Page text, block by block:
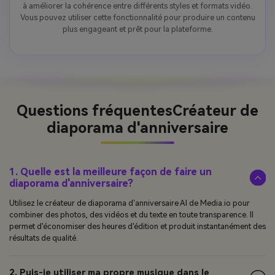
à améliorer la cohérence entre différents styles et formats vidéo.
Vous pouvez utiliser cette fonctionnalité pour produire un contenu
plus engageant et prêt pour la plateforme.
Questions fréquentesCréateur de
diaporama d'anniversaire
1. Quelle est la meilleure façon de faire un
diaporama d'anniversaire?
Utilisez le créateur de diaporama d'anniversaire AI de Media.io pour
combiner des photos, des vidéos et du texte en toute transparence. Il
permet d'économiser des heures d'édition et produit instantanément des
résultats de qualité.
2. Puis-je utiliser ma propre musique dans le